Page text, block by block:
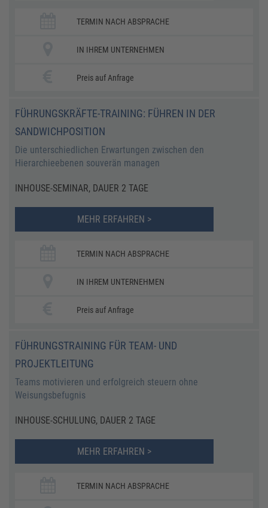
TERMIN NACH ABSPRACHE
IN IHREM UNTERNEHMEN
Preis auf Anfrage
FÜHRUNGSKRÄFTE-TRAINING: FÜHREN IN DER
SANDWICHPOSITION
Die unterschiedlichen Erwartungen zwischen den
Hierarchieebenen souverän managen
INHOUSE-SEMINAR, DAUER 2 TAGE
MEHR ERFAHREN >
TERMIN NACH ABSPRACHE
IN IHREM UNTERNEHMEN
Preis auf Anfrage
FÜHRUNGSTRAINING FÜR TEAM- UND
PROJEKTLEITUNG
Teams motivieren und erfolgreich steuern ohne
Weisungsbefugnis
INHOUSE-SCHULUNG, DAUER 2 TAGE
MEHR ERFAHREN >
TERMIN NACH ABSPRACHE